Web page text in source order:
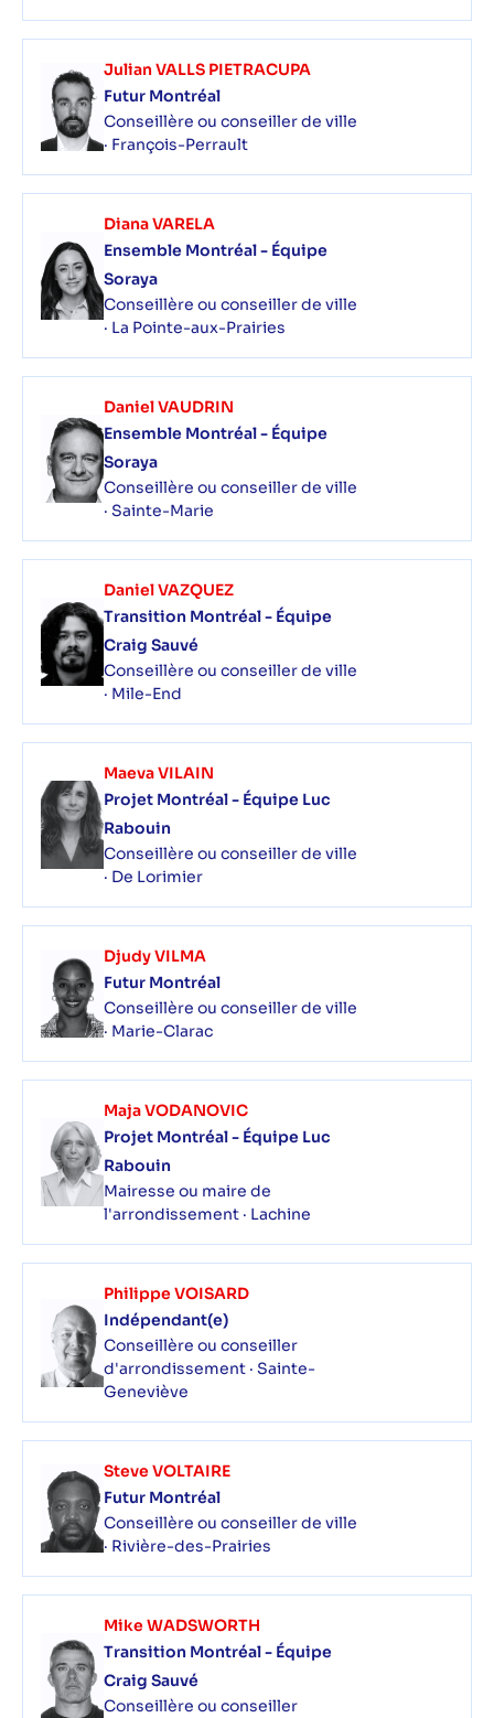
Julian VALLS PIETRACUPA
Futur Montréal
Conseillère ou conseiller de ville
· François-Perrault
Diana VARELA
Ensemble Montréal - Équipe
Soraya
Conseillère ou conseiller de ville
· La Pointe-aux-Prairies
Daniel VAUDRIN
Ensemble Montréal - Équipe
Soraya
Conseillère ou conseiller de ville
· Sainte-Marie
Daniel VAZQUEZ
Transition Montréal - Équipe
Craig Sauvé
Conseillère ou conseiller de ville
· Mile-End
Maeva VILAIN
Projet Montréal - Équipe Luc
Rabouin
Conseillère ou conseiller de ville
· De Lorimier
Djudy VILMA
Futur Montréal
Conseillère ou conseiller de ville
· Marie-Clarac
Maja VODANOVIC
Projet Montréal - Équipe Luc
Rabouin
Mairesse ou maire de
l'arrondissement · Lachine
Philippe VOISARD
Indépendant(e)
Conseillère ou conseiller
d'arrondissement · Sainte-
Geneviève
Steve VOLTAIRE
Futur Montréal
Conseillère ou conseiller de ville
· Rivière-des-Prairies
Mike WADSWORTH
Transition Montréal - Équipe
Craig Sauvé
Conseillère ou conseiller